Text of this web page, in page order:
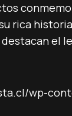
rica
el